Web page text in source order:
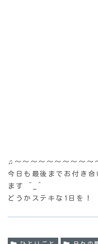
♫〜〜〜〜〜〜〜〜〜〜
今日も最後までお付き
ます ^_^
どうかステキな1日を！